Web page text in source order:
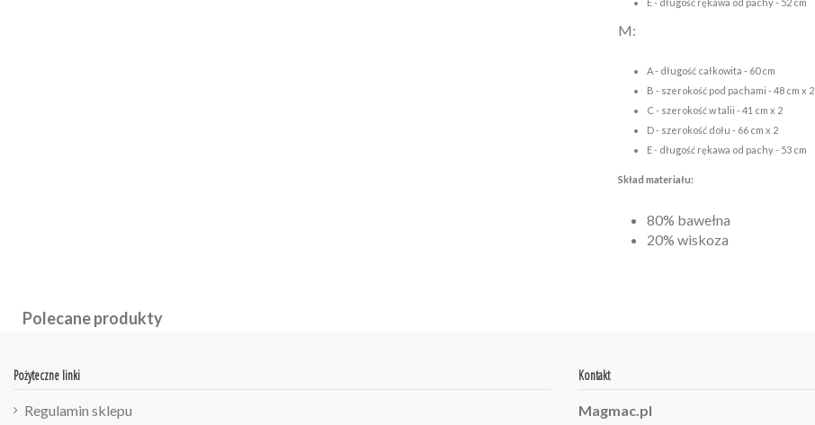
M:
A - długość całkowita - 60 cm
B - szerokość pod pachami - 48 cm x 2
C - szerokość w talii - 41 cm x 2
D - szerokość dołu - 66 cm x 2
E - długość rękawa od pachy - 53 cm
Skład materiału:
80% bawełna
20% wiskoza
Polecane produkty
Pożyteczne linki
Regulamin sklepu
Kontakt
Magmac.pl